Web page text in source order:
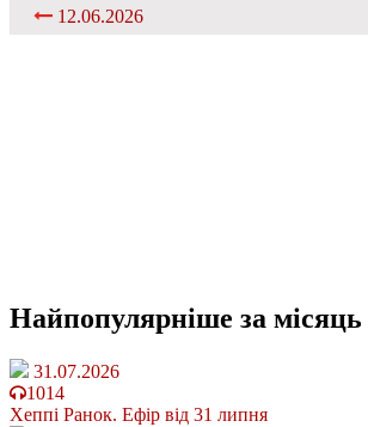
12.06.2026
Найпопулярніше за місяць
31.07.2026
1014
Хеппі Ранок. Ефір від 31 липня